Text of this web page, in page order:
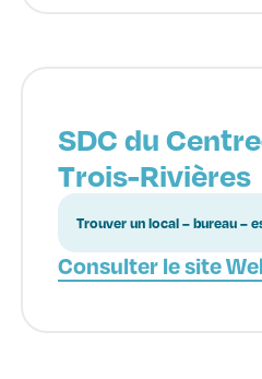
SDC du
Trois-Rivières
Trouver un local – bureau –
Consulter le site